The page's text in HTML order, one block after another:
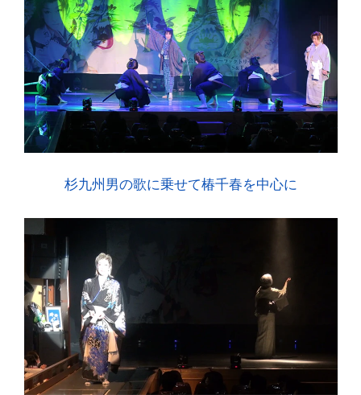
杉九州男の歌に乗せて椿千春を中心に